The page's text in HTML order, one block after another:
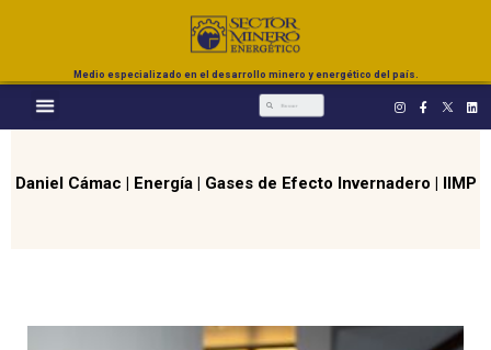
Medio especializado en el desarrollo minero y energético del país.
Daniel Cámac | Energía| Gases de Efecto Invernadero | IIMP